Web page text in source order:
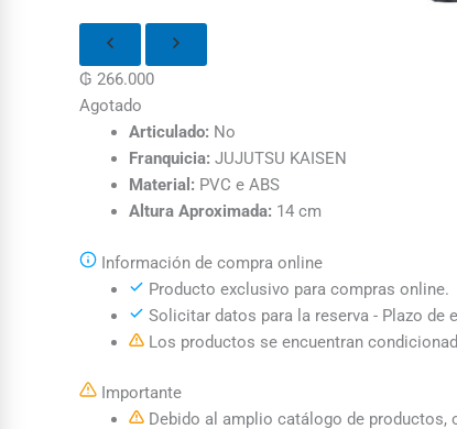
₲ 266.000
Agotado
Articulado: No
Franquicia: JUJUTSU KAISEN
Material: PVC e ABS
Altura Aproximada: 14 cm
Información de compra online
Producto exclusivo para compras online.
Solicitar datos para la reserva - Plazo de
Los productos se encuentran
Importante
Debido al amplio catálogo de